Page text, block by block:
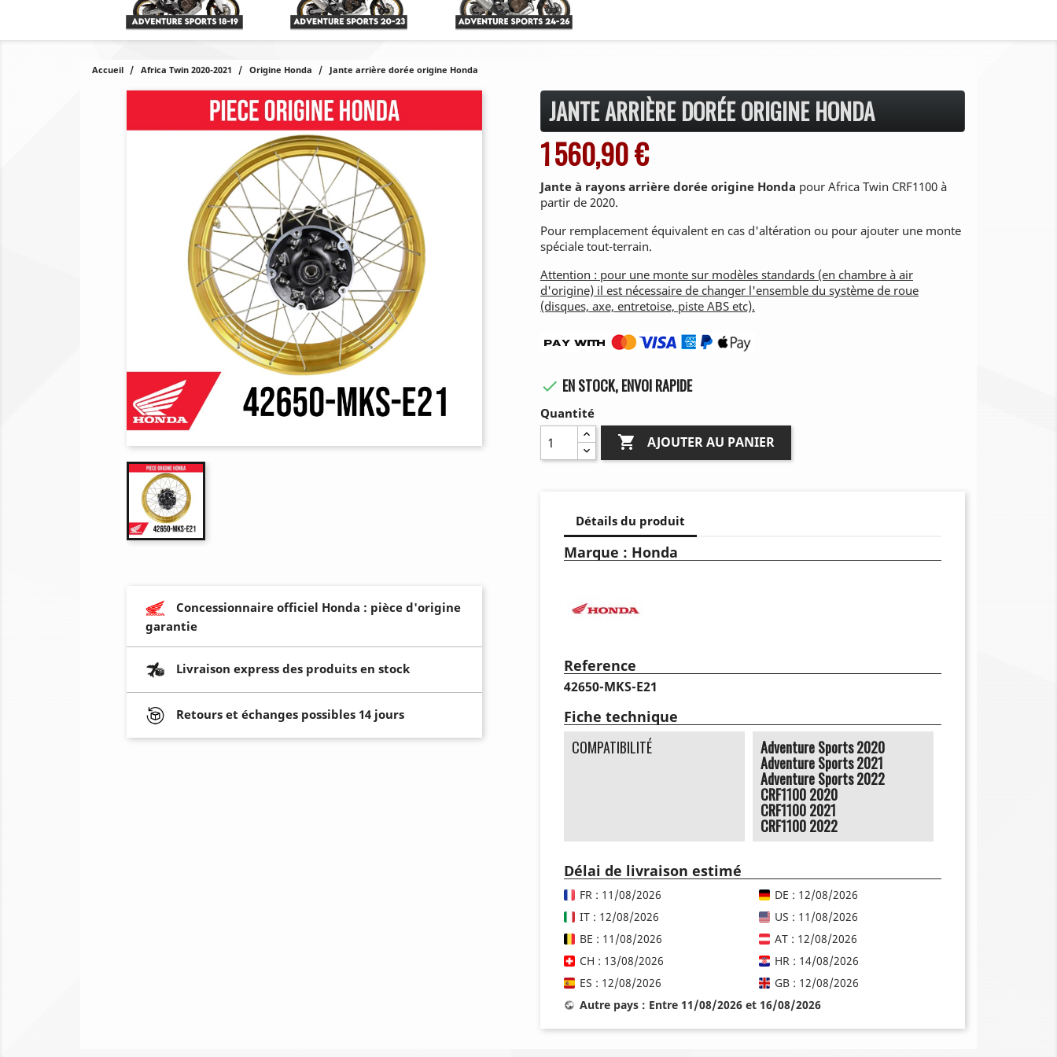
Accueil Africa Twin 2020-2021 Origine Honda Jante arrière dorée origine Honda
Concessionnaire officiel Honda : pièce d'origine
garantie
Livraison express des produits en stock
Retours et échanges possibles 14 jours
JANTE ARRIÈRE DORÉE ORIGINE HONDA
1 560,90 €
Jante à rayons arrière dorée origine Honda pour Africa Twin CRF1100 à
partir de 2020.
Pour remplacement équivalent en cas d'altération ou pour ajouter une monte
spéciale tout-terrain.
Attention : pour une monte sur modèles standards (en chambre à air
d'origine) il est nécessaire de changer l'ensemble du système de roue
(disques, axe, entretoise, piste ABS etc).
 EN STOCK, ENVOI RAPIDE
Quantité
 AJOUTER AU PANIER
Détails du produit
Marque : Honda
Reference
42650-MKS-E21
Fiche technique
COMPATIBILITÉ Adventure Sports 2020
Adventure Sports 2021
Adventure Sports 2022
CRF1100 2020
CRF1100 2021
CRF1100 2022
Délai de livraison estimé
FR : 11/08/2026
DE : 12/08/2026
IT : 12/08/2026
US : 11/08/2026
BE : 11/08/2026
AT : 12/08/2026
CH : 13/08/2026
HR : 14/08/2026
ES : 12/08/2026
GB : 12/08/2026
Autre pays : Entre 11/08/2026 et 16/08/2026